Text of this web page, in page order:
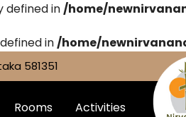
defined in/home/
in/home/
581351
Rooms Activities